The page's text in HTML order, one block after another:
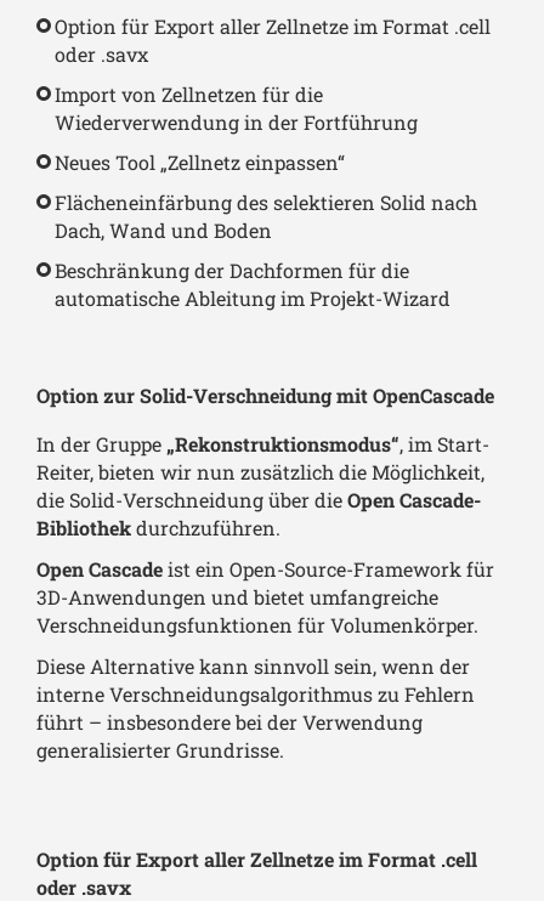
Option für Export aller Zellnetze im Format .cell
oder .savx
Import von Zellnetzen für die
Wiederverwendung in der Fortführung
Neues Tool „Zellnetz einpassen“
Flächeneinfärbung des selektieren Solid nach
Dach, Wand und Boden
Beschränkung der Dachformen für die
automatische Ableitung im Projekt-Wizard
Option zur Solid-Verschneidung mit OpenCascade
In der Gruppe „Rekonstruktionsmodus“, im Start-
Reiter, bieten wir nun zusätzlich die Möglichkeit,
die Solid-Verschneidung über dieOpen Cascade-
Bibliothekdurchzuführen.
Open Cascadeist ein Open-Source-Framework für
3D-Anwendungen und bietet umfangreiche
Verschneidungsfunktionen für Volumenkörper.
Diese Alternative kann sinnvoll sein, wenn der
interne Verschneidungsalgorithmus zu Fehlern
führt – insbesondere bei der Verwendung
generalisierter Grundrisse.
Option für Export aller Zellnetze im Format .cell
oder .savx